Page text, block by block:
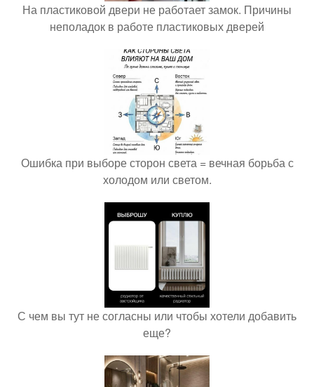
На пластиковой двери не работает замок. Причины
неполадок в работе пластиковых дверей
Ошибка при выборе сторон света = вечная борьба с
холодом или светом.
С чем вы тут не согласны или чтобы хотели добавить
еще?